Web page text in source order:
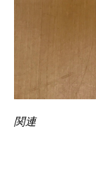
関連